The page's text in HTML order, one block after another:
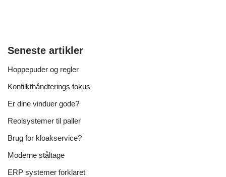
Seneste artikler
Hoppepuder og regler
Konfilkthåndterings fokus
Er dine vinduer gode?
Reolsystemer til paller
Brug for kloakservice?
Moderne ståltage
ERP systemer forklaret